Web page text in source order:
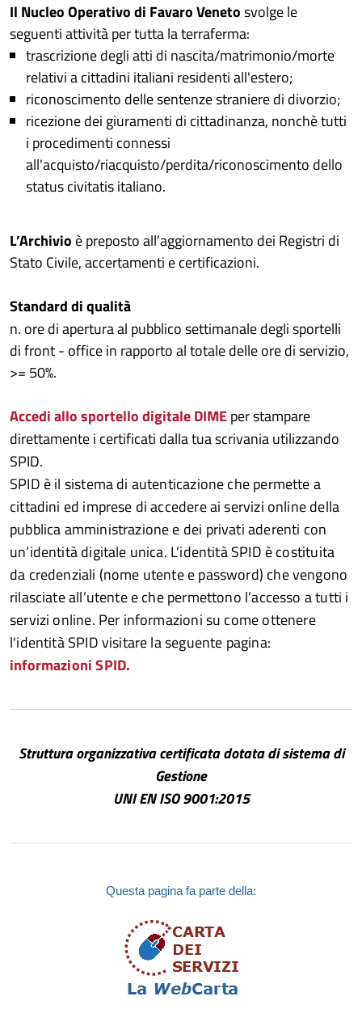
Il Nucleo Operativo di Favaro Venetosvolge le
seguenti attività per tutta la terraferma:
trascrizione degli atti di nascita/matrimonio/morte
relativi a cittadini italiani residenti all'estero;
riconoscimento delle sentenze straniere di divorzio;
ricezione dei giuramenti di cittadinanza, nonchè tutti
i procedimenti connessi
all'acquisto/riacquisto/perdita/riconoscimento dello
status civitatis italiano.
L’Archivio è preposto all’aggiornamento dei Registri di
Stato Civile, accertamenti e certificazioni.
Standard di qualità
n. ore di apertura al pubblico settimanale degli sportelli
di front - office in rapporto al totale delle ore di servizio,
>= 50%.
Accedi allo sportello digitale DIMEper stampare
direttamente i certificati dalla tua scrivania utilizzando
SPID.
SPID è il sistema di autenticazione che permette a
cittadini ed imprese di accedere ai servizi online della
pubblica amministrazione e dei privati aderenti con
un’identità digitale unica. L’identità SPID è costituita
da credenziali (nome utente e password) che vengono
rilasciate all’utente e che permettono l’accesso a tutti i
servizi online. Per informazioni su come ottenere
l'identità SPID visitare la seguente pagina:
informazioni SPID.
Struttura organizzativa certificata dotata di sistema di
Gestione
UNI EN ISO 9001:2015
Questa pagina fa parte della: